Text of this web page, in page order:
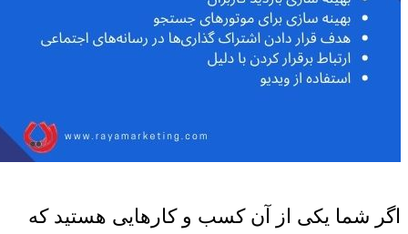
اگر شما یکی از آن کسب و کارهایی هستید که